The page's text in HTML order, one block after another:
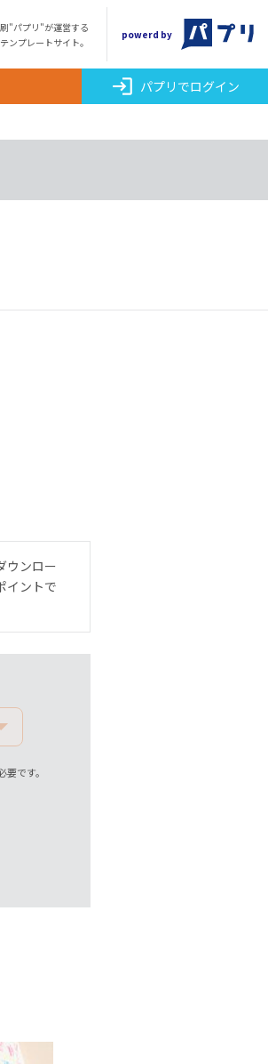
"パプリ"が運営する
ンプレートサイト。
powerd by
login パプリでログイン
ウンロー
イントで
です。